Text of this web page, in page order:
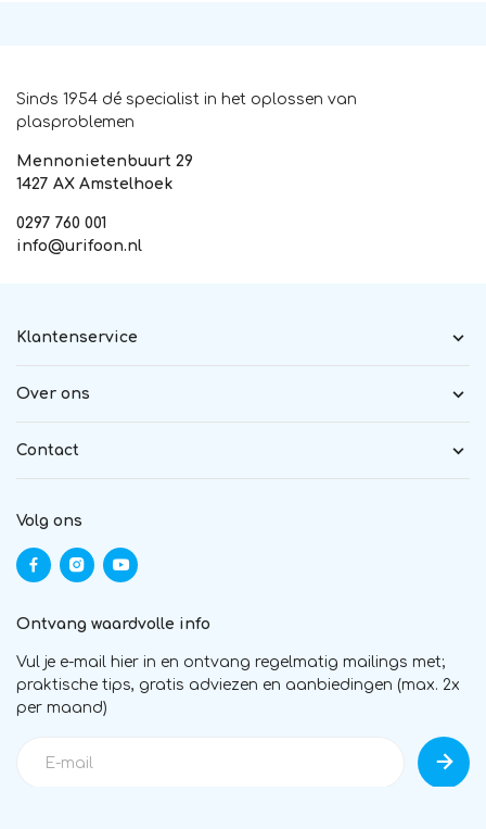
Sinds 1954 dé specialist in het oplossen van
plasproblemen
Mennonietenbuurt 29
1427 AX Amstelhoek
0297 760 001
info@urifoon.nl
Klantenservice
Over ons
Contact
Volg ons
Ontvang waardvolle info
Vul je e-mail hier in en ontvang regelmatig mailings met;
praktische tips, gratis adviezen en aanbiedingen (max. 2x
per maand)